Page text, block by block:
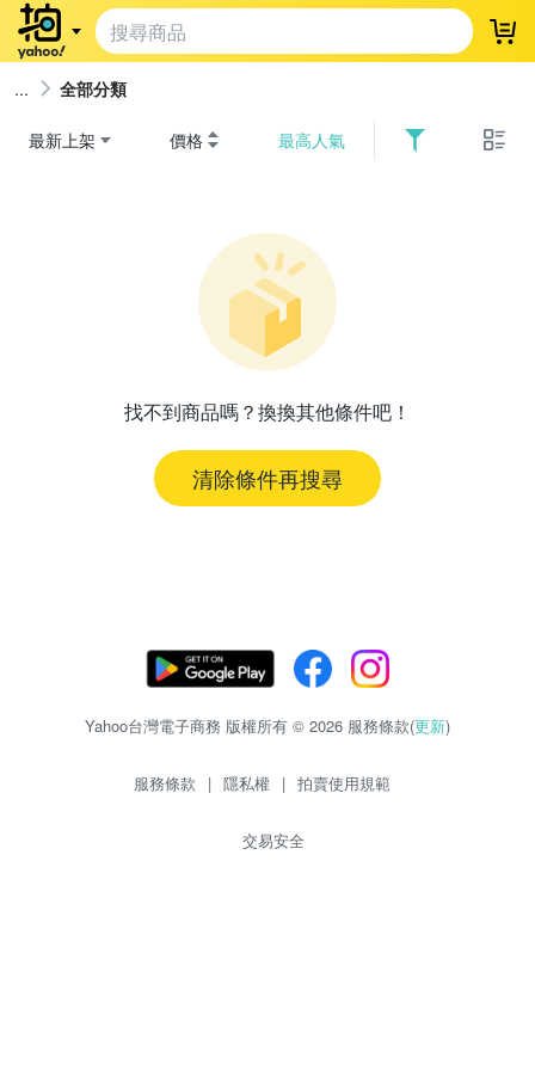
登
全部分類
最新上架 價格 最高人氣
找不到商品嗎？換換其他條件吧！
清除條件再搜尋
Yahoo台灣電子商務 版權所有 © 2026 服務條款(更新)
服務條款 | 隱私權 | 拍賣使用規範
交易安全